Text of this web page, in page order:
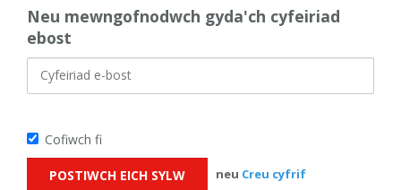
Neu mewngofnodwch gyda'ch cyfeiriad
ebost
Cofiwch fi
neu Creu cyfrif